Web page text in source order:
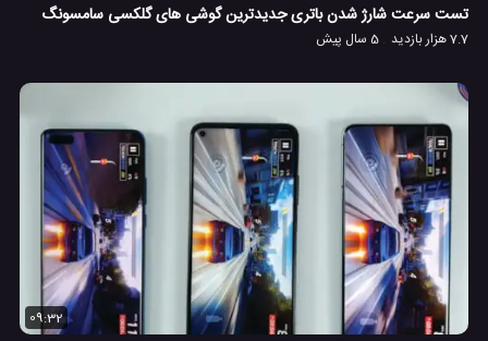
تست سرعت شارژ شدن باتری جدیدترین گوشی های گلکسی سامسونگ
7.7 هزار بازدید 5 سال پیش
09:32